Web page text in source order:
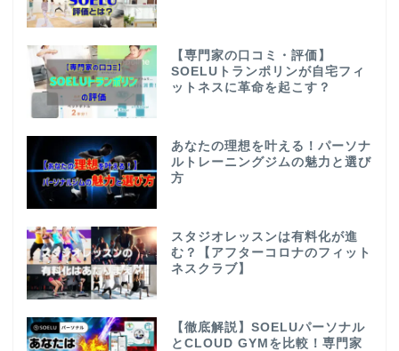
【専門家の口コミ・評価】
SOELUトランポリンが自宅フィ
ットネスに革命を起こす？
あなたの理想を叶える！パーソナ
ルトレーニングジムの魅力と選び
方
スタジオレッスンは有料化が進
む？【アフターコロナのフィット
ネスクラブ】
【徹底解説】SOELUパーソナル
とCLOUD GYMを比較！専門家